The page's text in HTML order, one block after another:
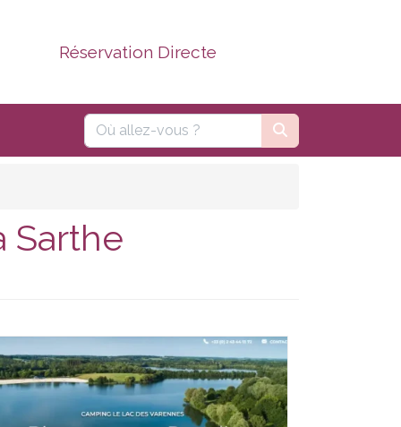
Réservation Directe
Sarthe